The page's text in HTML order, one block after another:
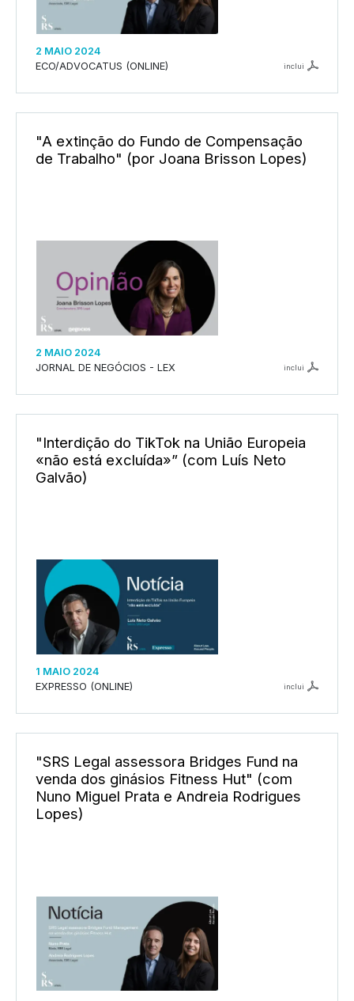
2 MAIO 2024
ECO/ADVOCATUS (ONLINE)
inclui
"A extinção do Fundo de Compensação
de Trabalho" (por Joana Brisson Lopes)
2 MAIO 2024
JORNAL DE NEGÓCIOS - LEX
inclui
"Interdição do TikTok na União Europeia
«não está excluída»” (com Luís Neto
Galvão)
1 MAIO 2024
EXPRESSO (ONLINE)
inclui
"SRS Legal assessora Bridges Fund na
venda dos ginásios Fitness Hut" (com
Nuno Miguel Prata e Andreia Rodrigues
Lopes)